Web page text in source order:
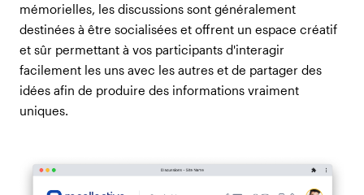
mémorielles, les discussions sont généralement
destinées à être socialisées et offrent un espace créatif
et sûr permettant à vos participants d'interagir
facilement les uns avec les autres et de partager des
idées afin de produire des informations vraiment
uniques.